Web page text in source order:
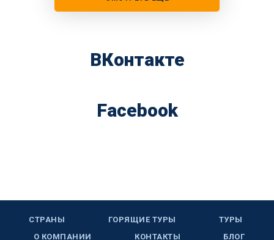
ВКонтакте
Facebook
СТРАНЫ ГОРЯЩИЕ ТУРЫ
ТУРЫ
О КОМПАНИИ
КОНТАКТЫ БЛОГ